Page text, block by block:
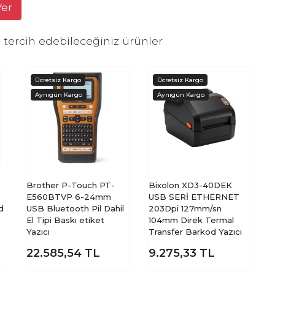
tercih edebileceğiniz ürünler
Brother P-Touch PT-
E560BTVP 6-24mm
USB Bluetooth Pil Dahil
El Tipi Baskı etiket
Yazıcı
22.585,54 TL
Bixolon XD3-40DEK
USB SERİ ETHERNET
203Dpi 127mm/sn
104mm Direk Termal
Transfer Barkod Yazıcı
9.275,33 TL